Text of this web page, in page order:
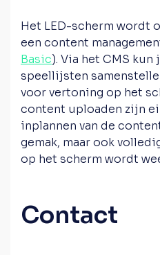
Het LED-scherm wordt
een content
Basic). Via het CMS
speellijsten
voor vertoning op het
content uploaden zijn
inplannen van de
gemak, maar ook
op het scherm wordt
Contact